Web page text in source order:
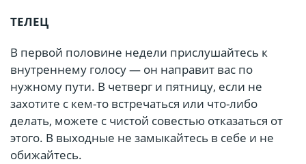
ТЕЛЕЦ
В первой половине недели прислушайтесь к
внутреннему голосу — он направит вас по
нужному пути. В четверг и пятницу, если не
захотите с кем-то встречаться или что-либо
делать, можете с чистой совестью отказаться от
этого. В выходные не замыкайтесь в себе и не
обижайтесь.